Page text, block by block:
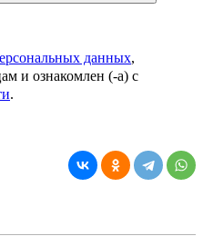
данных,
и ознакомлен (-а) c
.